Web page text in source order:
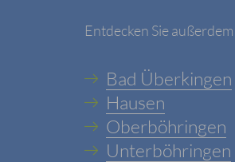
Entdecken Sie
Bad Überkingen
Hausen
Oberböhringen
Unterböhringen